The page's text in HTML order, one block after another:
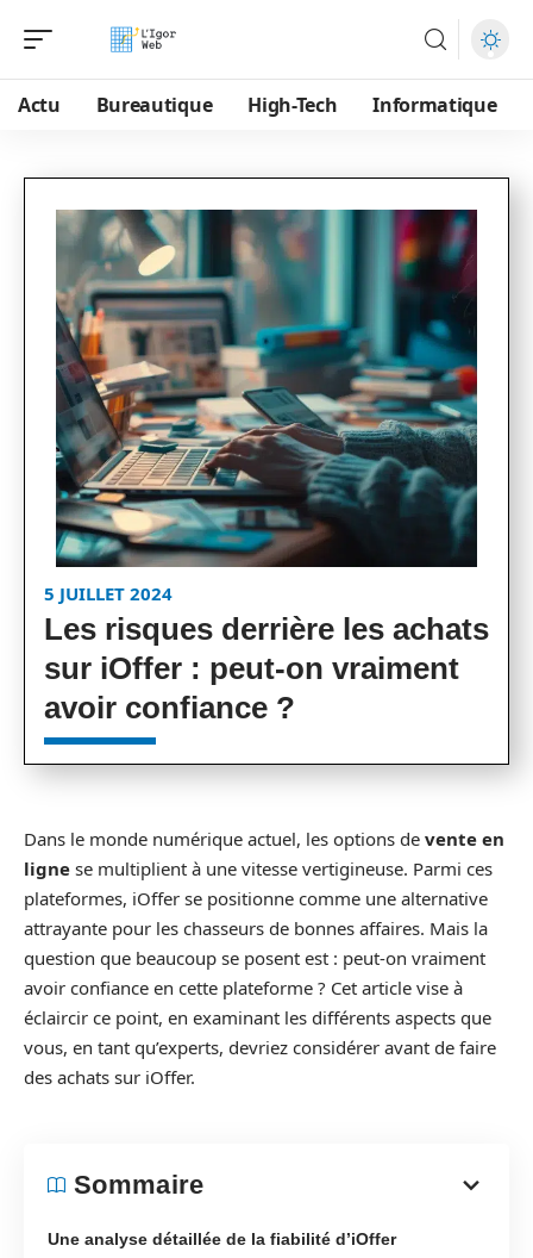
Actu Bureautique High-Tech Informatique
5 JUILLET 2024
Les risques derrière les achats
sur iOffer : peut-on vraiment
avoir confiance ?
Dans le monde numérique actuel, les options de vente en
ligne se multiplient à une vitesse vertigineuse. Parmi ces
plateformes, iOffer se positionne comme une alternative
attrayante pour les chasseurs de bonnes affaires. Mais la
question que beaucoup se posent est : peut-on vraiment
avoir confiance en cette plateforme ? Cet article vise à
éclaircir ce point, en examinant les différents aspects que
vous, en tant qu’experts, devriez considérer avant de faire
des achats sur iOffer.
Sommaire
Une analyse détaillée de la fiabilité d’iOffer